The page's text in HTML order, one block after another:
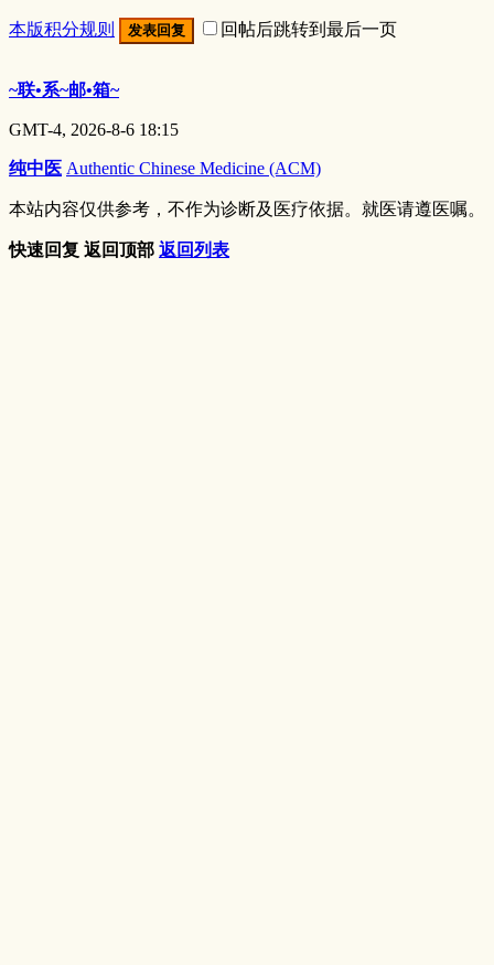
本版积分规则 发表回复 回帖后跳转到最后一页
~联•系~邮•箱~
GMT-4, 2026-8-6 18:15
纯中医 Authentic Chinese Medicine (ACM)
本站内容仅供参考，不作为诊断及医疗依据。就医请遵医嘱。
快速回复 返回顶部 返回列表